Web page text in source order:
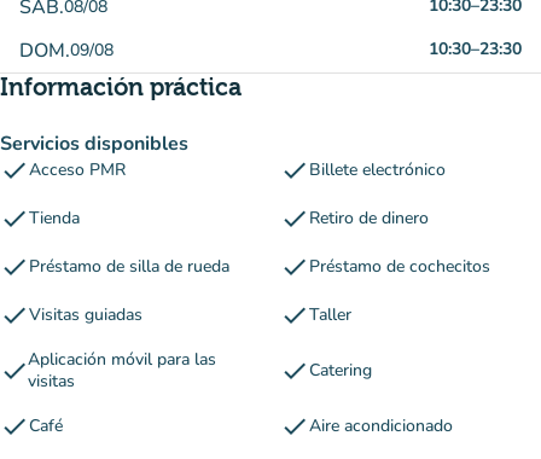
SÁB.08/08 10:30–23:30
DOM.09/08 10:30–23:30
Información práctica
Servicios disponibles
checkAcceso PMR check Billete electrónico
checkTienda check Retiro de dinero
check Préstamo de silla de rueda check Préstamo de cochecitos
checkVisitas guiadas checkTaller
checkAplicación móvil para las
visitas
checkCatering
checkCafé checkAire acondicionado